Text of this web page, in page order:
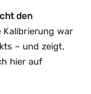
den
Kalibrierung war
– und zeigt,
hier auf